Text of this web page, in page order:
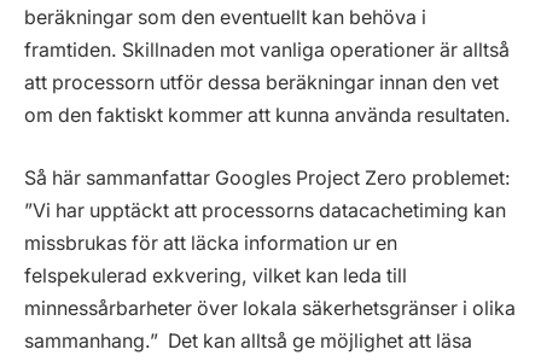
beräkningar som den eventuellt kan behöva i
framtiden. Skillnaden mot vanliga operationer är alltså
att processorn utför dessa beräkningar innan den vet
om den faktiskt kommer att kunna använda resultaten.
Så här sammanfattar Googles Project Zero problemet:
”Vi har upptäckt att processorns datacachetiming kan
missbrukas för att läcka information ur en
felspekulerad exkvering, vilket kan leda till
minnessårbarheter över lokala säkerhetsgränser i olika
sammanhang.” Det kan alltså ge möjlighet att läsa